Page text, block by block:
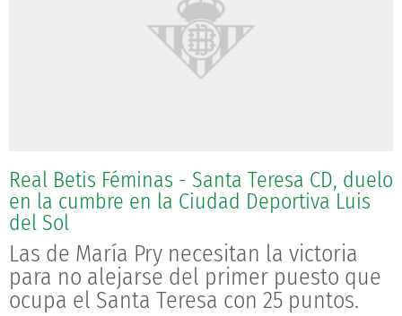
Real Betis Féminas - Santa Teresa CD, duelo
en la cumbre en la Ciudad Deportiva Luis
del Sol
Las de María Pry necesitan la victoria
para no alejarse del primer puesto que
ocupa el Santa Teresa con 25 puntos.